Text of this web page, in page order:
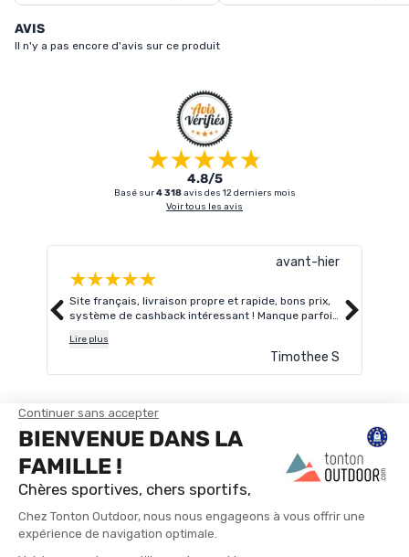
AVIS
Il n'y a pas encore d'avis sur ce produit
4.8/5
Basé sur4 318avis des 12 derniers mois
Voir tous les avis
avant-hier
Site français, livraison propre et rapide, bons prix,
système de cashback intéressant ! Manque parfois
les produits existants j’imagine
Lire plus
Timothee S
TROUVER UN MAGASIN